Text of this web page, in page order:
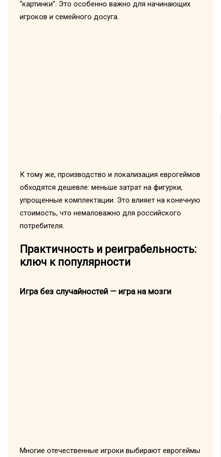
“картинки”. Это особенно важно для начинающих
игроков и семейного досуга.
К тому же, производство и локализация еврогеймов
обходятся дешевле: меньше затрат на фигурки,
упрощенные комплектации. Это влияет на конечную
стоимость, что немаловажно для российского
потребителя.
Практичность и реиграбельность:
ключ к популярности
Игра без случайностей — игра на мозги
Многие отечественные игроки выбирают еврогеймы